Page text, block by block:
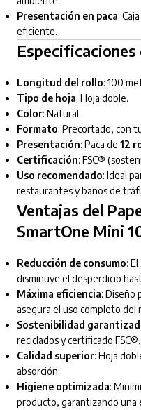
Presentación en paca:
eficiente.
Longitud del rollo: 100
Tipo de hoja: Hoja doble.
Color: Natural.
Formato: Precortado, con
Presentación: Paca de 12
Certificación: FSC®
Uso recomendado: Ideal
restaurantes y baños de
Ventajas del
SmartOne Mini
Reducción de consumo:
disminuye el desperdicio
Máxima eficiencia: Diseño
asegura el uso completo del
Sostenibilidad
reciclados y certificado
Calidad superior: Hoja
absorción.
Higiene optimizada:
producto, garantizando una